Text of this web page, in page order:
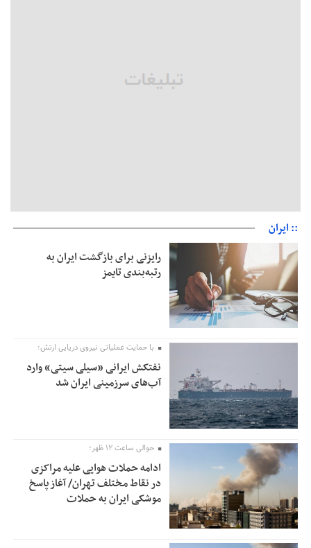
:: ایران
رایزنی برای بازگشت ایران به
رتبه‌بندی تایمز
با حمایت عملیاتی نیروی دریایی ارتش؛
نفتکش ایرانی «سیلی سیتی» وارد
آب‌های سرزمینی ایران شد
حوالی ساعت ۱۲ ظهر؛
ادامه حملات هوایی علیه مراکزی
در نقاط مختلف تهران/ آغاز پاسخ
موشکی ایران به حملات